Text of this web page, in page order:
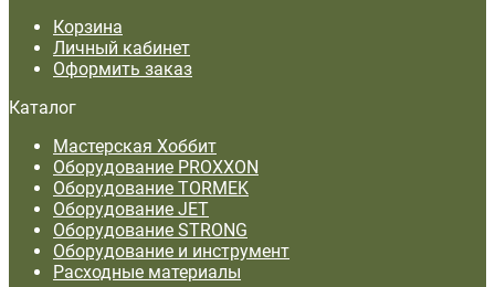
Корзина
Личный кабинет
Оформить заказ
Каталог
Мастерская Хоббит
Оборудование PROXXON
Оборудование TORMEK
Оборудование JET
Оборудование STRONG
Оборудование и инструмент
Расходные материалы